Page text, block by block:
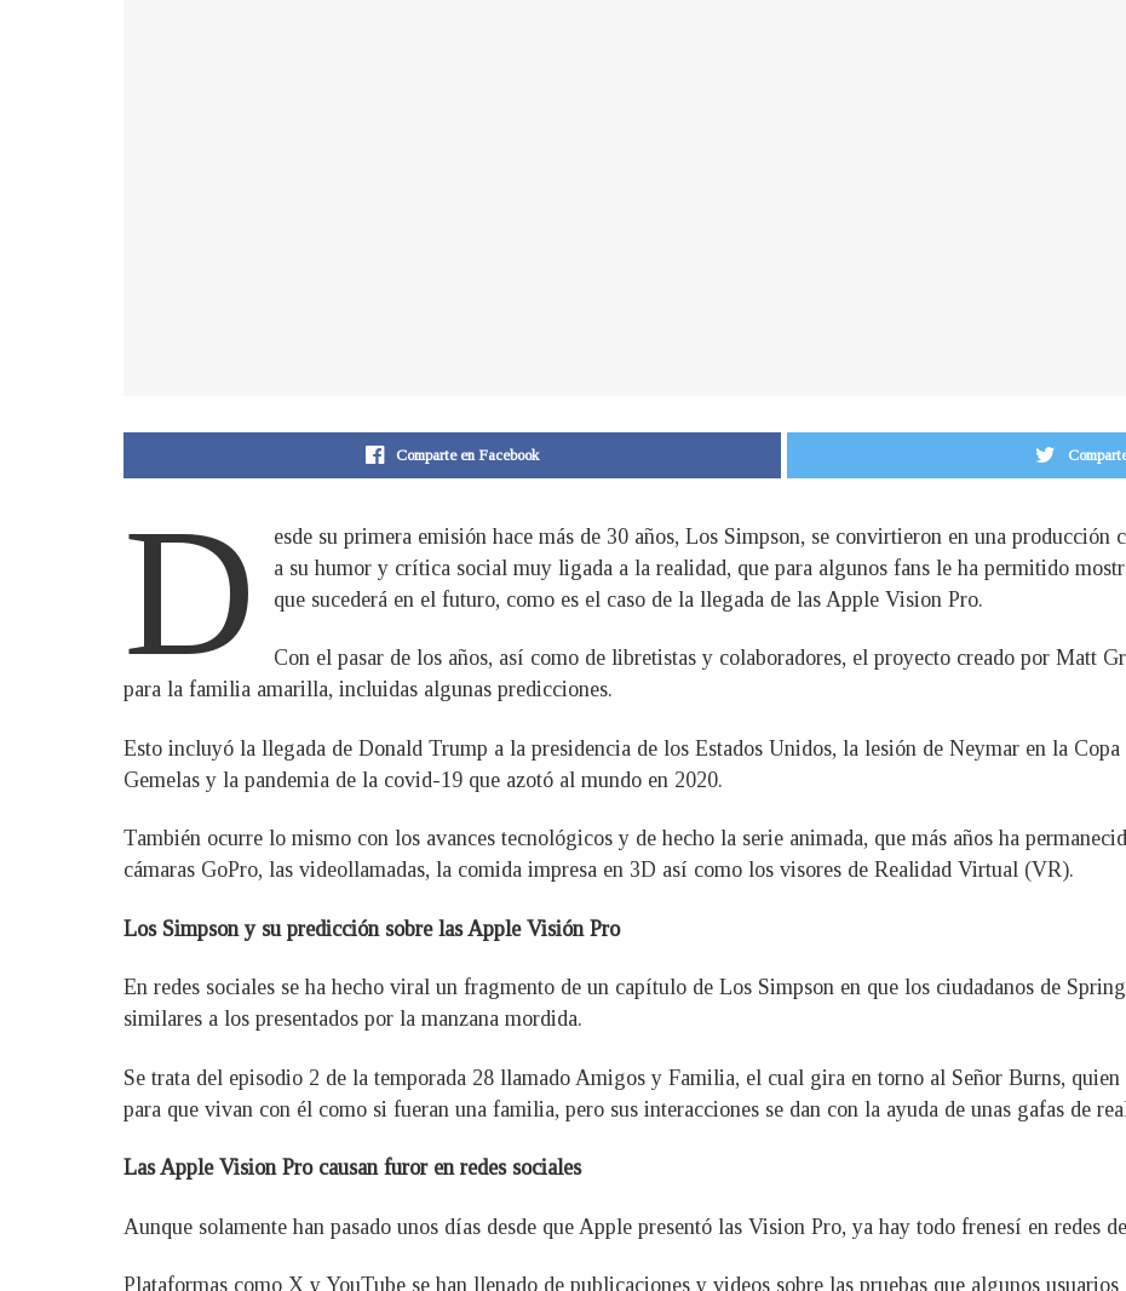
Comparte en Facebook
D
esde su primera emisión hace más de 30 años, Los Simpson, se convirtieron en una
a su humor y crítica social muy ligada a la realidad, que para algunos fans le ha permitido
que sucederá en el futuro, como es el caso de la llegada de las Apple Vision Pro.
Con el pasar de los años, así como de libretistas y colaboradores, el proyecto creado por Matt
para la familia amarilla, incluidas algunas predicciones.
Esto incluyó la llegada de Donald Trump a la presidencia de los Estados Unidos, la lesión de Neymar en la
Gemelas y la pandemia de la covid-19 que azotó al mundo en 2020.
También ocurre lo mismo con los avances tecnológicos y de hecho la serie animada, que más años ha
cámaras GoPro, las videollamadas, la comida impresa en 3D así como los visores de Realidad Virtual (VR).
Los Simpson y su predicción sobre las Apple Visión Pro
En redes sociales se ha hecho viral un fragmento de un capítulo de Los Simpson en que los ciudadanos de
similares a los presentados por la manzana mordida.
Se trata del episodio 2 de la temporada 28 llamado Amigos y Familia, el cual gira en torno al Señor Burns,
para que vivan con él como si fueran una familia, pero sus interacciones se dan con la ayuda de unas gafas de
Las Apple Vision Pro causan furor en redes sociales
Aunque solamente han pasado unos días desde que Apple presentó las Vision Pro, ya hay todo frenesí en redes
Plataformas como X y YouTube se han llenado de publicaciones y videos sobre las pruebas que algunos usuarios